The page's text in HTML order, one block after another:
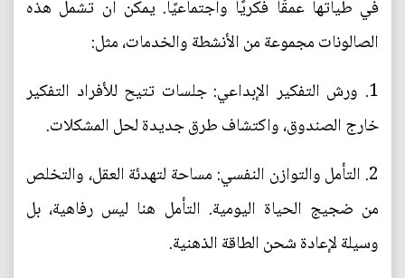
في طياتها عمقًا فكريًا واجتماعيًا. يمكن أن تشمل هذه
الصالونات مجموعة من الأنشطة والخدمات، مثل:
1. ورش التفكير الإبداعي: جلسات تتيح للأفراد التفكير
خارج الصندوق، واكتشاف طرق جديدة لحل المشكلات.
2. التأمل والتوازن النفسي: مساحة لتهدئة العقل، والتخلص
من ضجيج الحياة اليومية. التأمل هنا ليس رفاهية، بل
وسيلة لإعادة شحن الطاقة الذهنية.